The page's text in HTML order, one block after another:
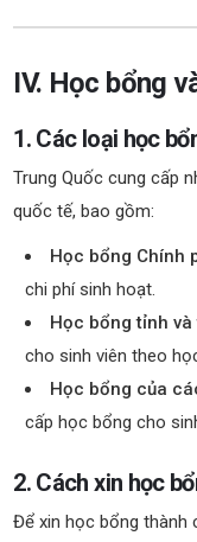
IV. Học bổng
1. Các loại học
Trung Quốc cung cấp
quốc tế, bao gồm:
Học bổng Chính
chi phí sinh hoạt.
Học bổng tỉnh
cho sinh viên theo
Học bổng của
cấp học bổng cho
2. Cách xin học
Để xin học bổng thành